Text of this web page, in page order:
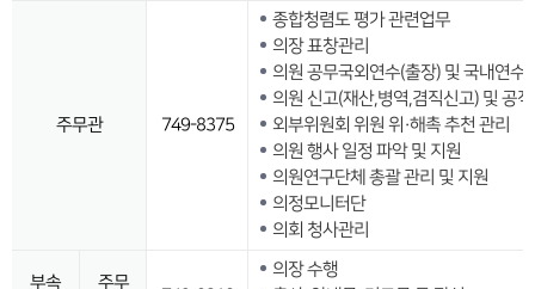
주무관 749-8375
종합청렴도 평가 관련업무
의장 표창관리
의원 공무국외연수(출장) 및 국내연수
의원 신고(재산,병역,겸직신고) 및 공
외부위원회 위원 위·해촉 추천 관리
의원 행사 일정 파악 및 지원
의원연구단체 총괄 관리 및 지원
의정모니터단
의회 청사관리
부속
주무
의장 수행